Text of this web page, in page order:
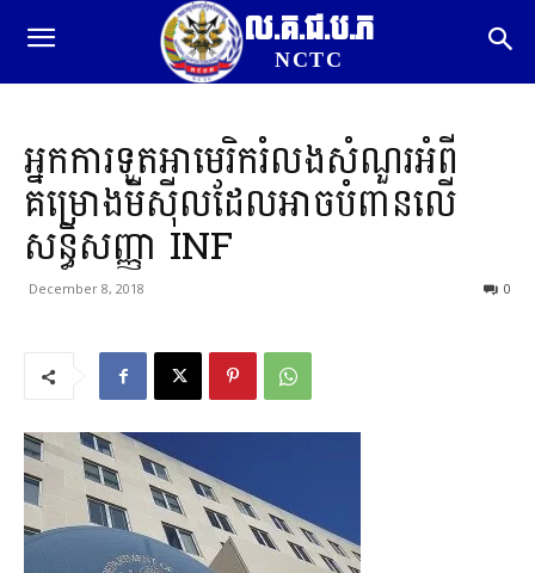
ល.គ.ជ.ប.ភ
NCTC
អ្នកការទូតអាមេរិករំលងសំណួរអំពី
គម្រោងមីស៊ីលដែលអាចបំពានលើ
សន្ធិសញ្ញា INF
December 8, 2018 0